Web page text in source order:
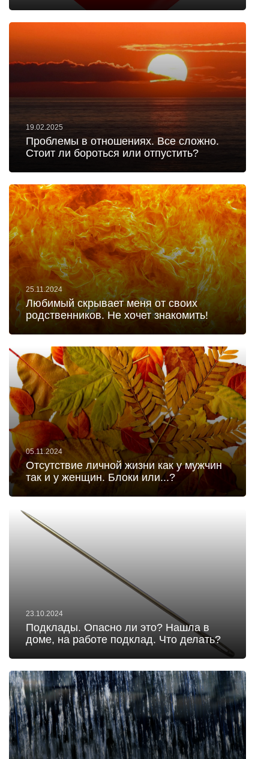
19.02.2025
Проблемы в отношениях. Все сложно.
Стоит ли бороться или отпустить?
25.11.2024
Любимый скрывает меня от своих
родственников. Не хочет знакомить!
05.11.2024
Отсутствие личной жизни как у мужчин
так и у женщин. Блоки или...?
23.10.2024
Подклады. Опасно ли это? Нашла в
доме, на работе подклад. Что делать?